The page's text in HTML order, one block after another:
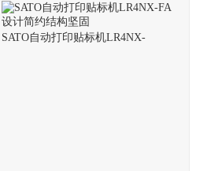
SATO自动打印贴标机LR4NX-